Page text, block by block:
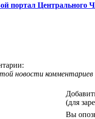
портал Центрального
новости комментариев
(для
Вы